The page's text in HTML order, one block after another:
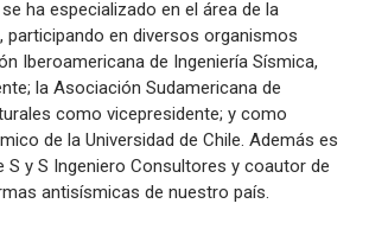
ha especializado en el área de la
participando en diversos organismos
Iberoamericana de Ingeniería Sísmica,
la Asociación Sudamericana de
como vicepresidente; y como
de la Universidad de Chile. Además es
y S Ingeniero Consultores y coautor de
antisísmicas de nuestro país.